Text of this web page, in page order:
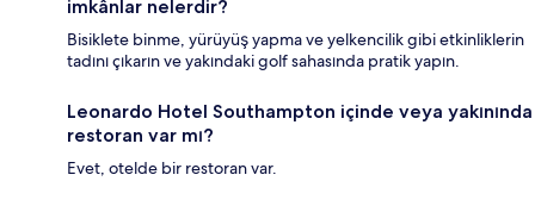
imkânlar nelerdir?
Bisiklete binme, yürüyüş yapma ve yelkencilik gibi etkinliklerin
tadını çıkarın ve yakındaki golf sahasında pratik yapın.
Leonardo Hotel Southampton içinde veya yakınında
restoran var mı?
Evet, otelde bir restoran var.